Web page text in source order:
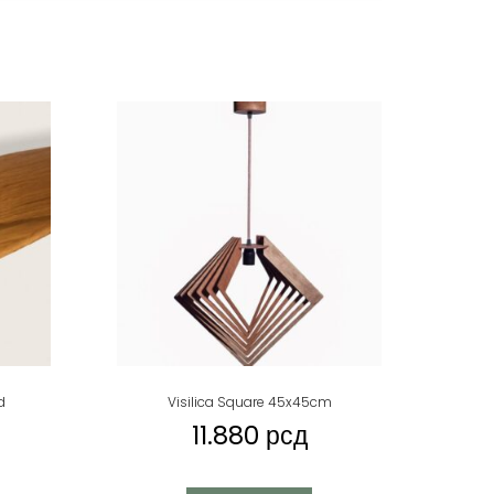
Visilica Square 45x45cm
11.880 рсд